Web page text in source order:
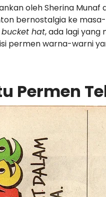
oleh Sherina Munaf
bernostalgia ke
bucket hat, ada lagi yang
permen warna-warni
Permen